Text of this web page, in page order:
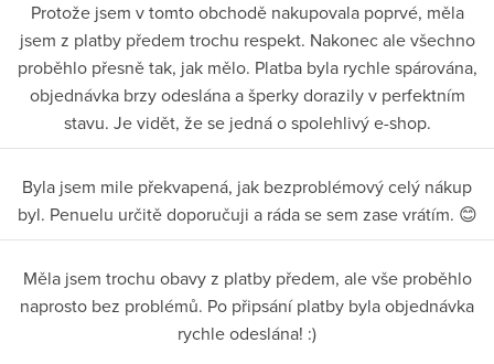
Protože jsem v tomto obchodě nakupovala poprvé, měla
jsem z platby předem trochu respekt. Nakonec ale všechno
proběhlo přesně tak, jak mělo. Platba byla rychle spárována,
objednávka brzy odeslána a šperky dorazily v perfektním
stavu. Je vidět, že se jedná o spolehlivý e-shop.
Byla jsem mile překvapená, jak bezproblémový celý nákup
byl. Penuelu určitě doporučuji a ráda se sem zase vrátím. 😊
Měla jsem trochu obavy z platby předem, ale vše proběhlo
naprosto bez problémů. Po připsání platby byla objednávka
rychle odeslána! :)